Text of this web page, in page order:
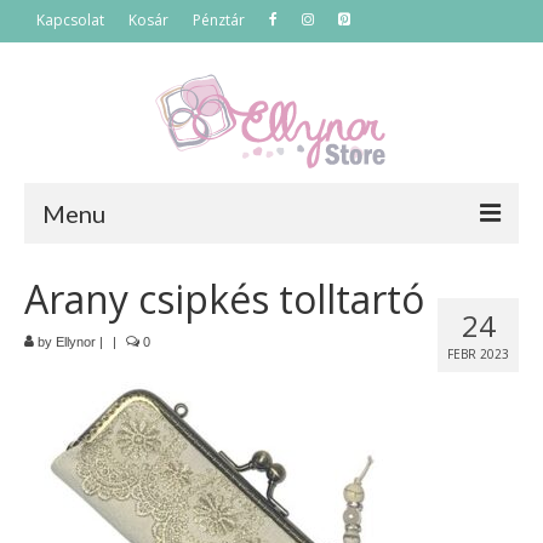
Kapcsolat Kosár Pénztár
Menu
Termékek
Akciós termékek
Táskák
Neszeszerek
24
FEBR 2023
Arany csipkés tolltartó
by Ellynor | | 0